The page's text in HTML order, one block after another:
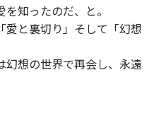
知ったのだ、と。
愛と裏切り」そして「幻想
想の世界で再会し、永遠